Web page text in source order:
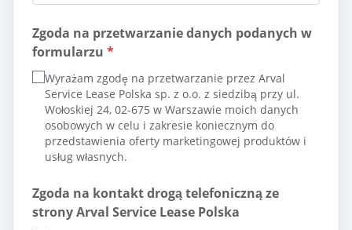
Zgoda na przetwarzanie danych podanych w
formularzu *
Wyrażam zgodę na przetwarzanie przez Arval
Service Lease Polska sp. z o.o. z siedzibą przy ul.
Wołoskiej 24, 02-675 w Warszawie moich danych
osobowych w celu i zakresie koniecznym do
przedstawienia oferty marketingowej produktów i
usług własnych.
Zgoda na kontakt drogą telefoniczną ze
strony Arval Service Lease Polska